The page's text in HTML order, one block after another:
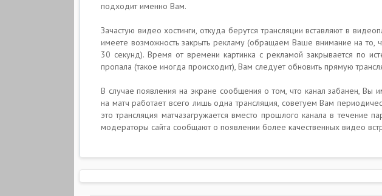
подходит именно Вам.
Зачастую видео хостинги, откуда берутся трансляции вставляют в
имеете возможность закрыть рекламу (обращаем Ваше внимание на
30 секунд). Время от времени картинка с рекламой закрывается по
пропала (такое иногда происходит), Вам следует обновить прямую
В случае появления на экране сообщения о том, что канал забанен, Вы
на матч работает всего лишь одна трансляция, советуем Вам
это трансляция матчазагружается вместо прошлого канала в
модераторы сайта сообщают о появлении более качественных видео